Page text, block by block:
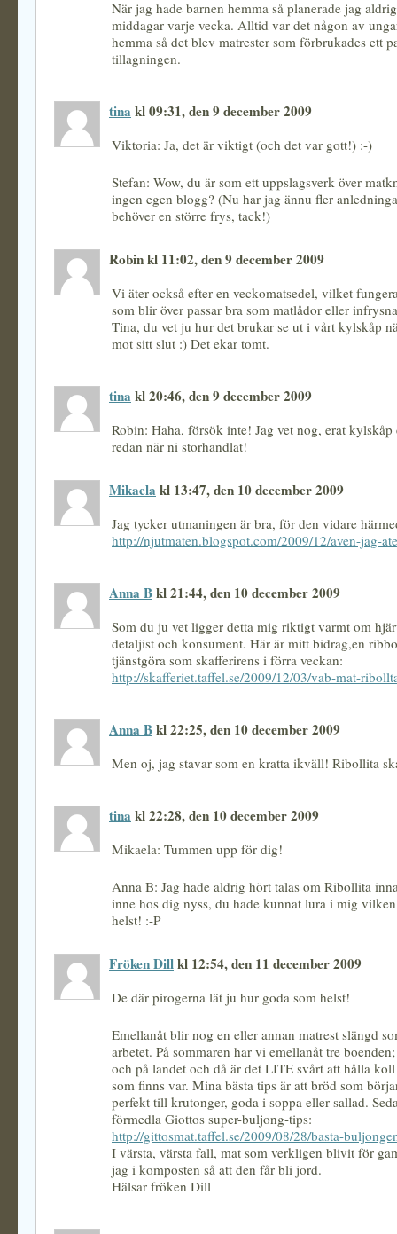
När jag hade barnen hemma så planerade jag
middagar varje vecka. Alltid var det någon av
hemma så det blev matrester som förbrukades ett
tillagningen.
tina kl 09:31, den 9 december 2009
Viktoria: Ja, det är viktigt (och det var gott!) :-)
Stefan: Wow, du är som ett uppslagsverk över
ingen egen blogg? (Nu har jag ännu fler
behöver en större frys, tack!)
Robin kl 11:02, den 9 december 2009
Vi äter också efter en veckomatsedel, vilket
som blir över passar bra som matlådor eller
Tina, du vet ju hur det brukar se ut i vårt kylskåp
mot sitt slut :) Det ekar tomt.
tina kl 20:46, den 9 december 2009
Robin: Haha, försök inte! Jag vet nog, erat kylskåp
redan när ni storhandlat!
Mikaela kl 13:47, den 10 december 2009
Jag tycker utmaningen är bra, för den vidare
http://njutmaten.blogspot.com/2009/12/aven-jag-
Anna Bkl 21:44, den 10 december 2009
Som du ju vet ligger detta mig riktigt varmt om
detaljist och konsument. Här är mitt bidrag,en
tjänstgöra som skafferirens i förra veckan:
http://skafferiet.taffel.se/2009/12/03/vab-mat-
Anna Bkl 22:25, den 10 december 2009
Men oj, jag stavar som en kratta ikväll! Ribollita
tina kl 22:28, den 10 december 2009
Mikaela: Tummen upp för dig!
Anna B: Jag hade aldrig hört talas om Ribollita
inne hos dig nyss, du hade kunnat lura i mig
helst! :-P
Fröken Dillkl 12:54, den 11 december 2009
De där pirogerna lät ju hur goda som helst!
Emellanåt blir nog en eller annan matrest slängd
arbetet. På sommaren har vi emellanåt tre
och på landet och då är det LITE svårt att hålla
som finns var. Mina bästa tips är att bröd som
perfekt till krutonger, goda i soppa eller sallad.
förmedla Giottos super-buljong-tips:
http://gittosmat.taffel.se/2009/08/28/basta-
I värsta, värsta fall, mat som verkligen blivit för
jag i komposten så att den får bli jord.
Hälsar fröken Dill